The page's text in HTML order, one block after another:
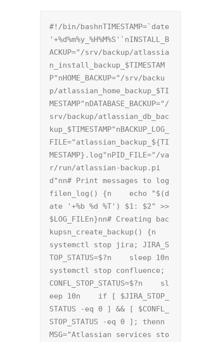
#!/bin/bashnTIMESTAMP=`date
'+%d%m%y_%H%M%S'`nINSTALL_B
ACKUP="/srv/backup/atlassia
n_install_backup_$TIMESTAM
P"nHOME_BACKUP="/srv/backu
p/atlassian_home_backup_$TI
MESTAMP"nDATABASE_BACKUP="/
srv/backup/atlassian_db_bac
kup_$TIMESTAMP"nBACKUP_LOG_
FILE="atlassian_backup_${TI
MESTAMP}.log"nPID_FILE="/va
r/run/atlassian-backup.pi
d"nn# Print messages to log
filen_log() {n    echo "$(d
ate '+%b %d %T') $1: $2" >>
$LOG_FILEn}nn# Creating bac
kupsn_create_backup() {n
systemctl stop jira; JIRA_S
TOP_STATUS=$?n    sleep 10n
systemctl stop confluence;
CONFL_STOP_STATUS=$?n    sl
eep 10n    if [ $JIRA_STOP_
STATUS -eq 0 ] && [ $CONFL_
STOP_STATUS -eq 0 ]; thenn
MSG="Atlassian services sto